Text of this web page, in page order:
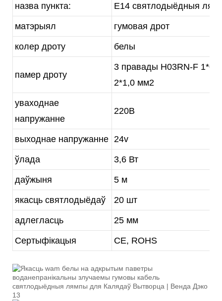
назва пункта: E14 святлодыёдныя
матэрыял гумовая дрот
колер дроту белы
памер дроту
3 правады H03RN-F
2*1,0 мм2
уваходнае
напружанне
220В
выходнае напружанне 24v
ўлада 3,6 Вт
даўжыня 5 м
якасць святлодыёдаў 20 шт
адлегласць 25 мм
Сертыфікацыя CE, ROHS